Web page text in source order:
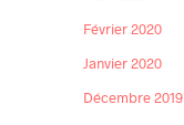
Février 2020
Janvier 2020
Décembre 2019